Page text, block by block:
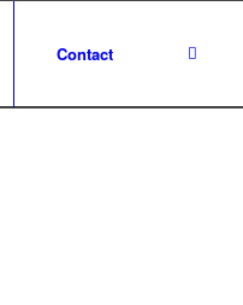
Contact